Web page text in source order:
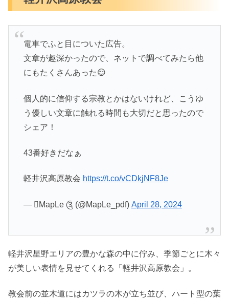
電車でふと目についた広告。
文章が趣深かったので、ネットで調べてみたら他
にもたくさんあった😌
個人的に信仰する宗教とかはないけれど、こうゆ
う優しい文章に触れる時間も大切だと思ったので
シェア！
43番好きだなぁ
軽井沢高原教会 https://t.co/vCDkjNF8Je
— MapLe ༊ (@MapLe_pdf) April 28, 2024
軽井沢星野エリアの豊かな森の中に佇み、季節ごとに木々
が美しい表情を見せてくれる「軽井沢高原教会」。
教会前の並木道にはカツラの木が立ち並び、ハート型の葉